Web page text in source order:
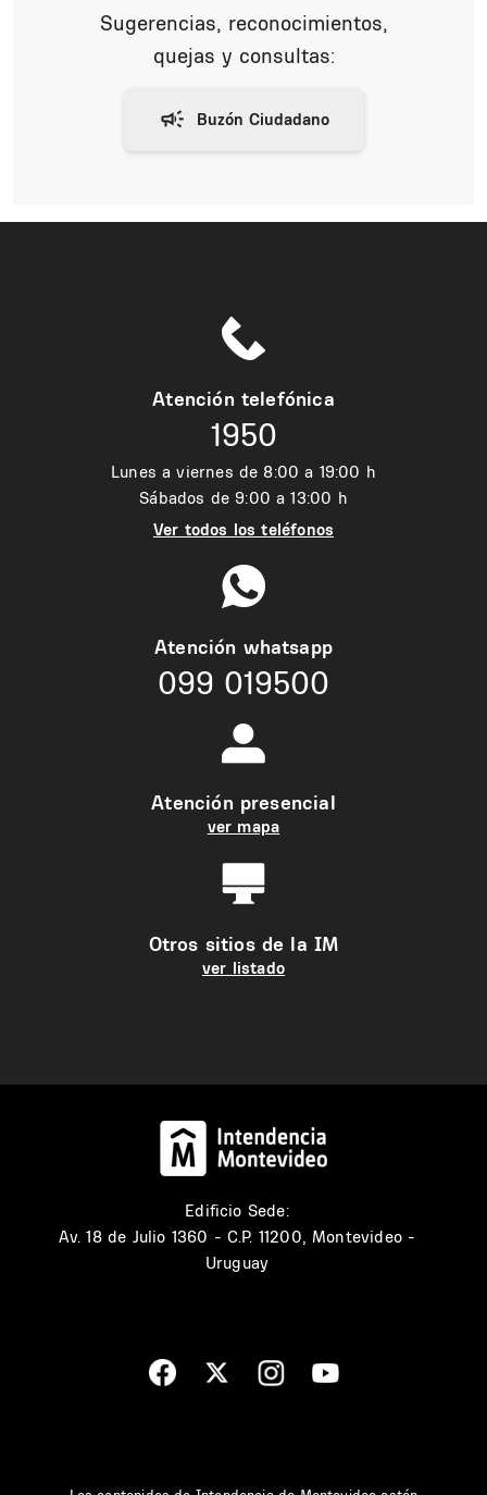
Sugerencias, reconocimientos,
quejas y consultas:
Atención telefónica
1950
Lunes a viernes de 8:00 a 19:00 h
Sábados de 9:00 a 13:00 h
Ver todos los teléfonos
Atención whatsapp
099 019500
Atención presencial
ver mapa
Otros sitios de la IM
ver listado
Edificio Sede:
Av. 18 de Julio 1360 - C.P. 11200, Montevideo -
Uruguay